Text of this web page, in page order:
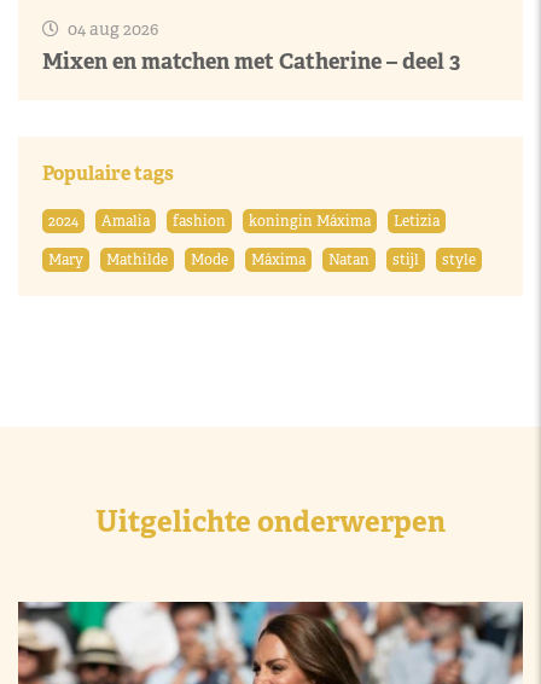
04 aug 2026
Mixen en matchen met Catherine – deel 3
Populaire tags
2024 Amalia fashion koningin Máxima
Letizia
Mary
Mathilde Mode Máxima Natan stijl style
Uitgelichte onderwerpen